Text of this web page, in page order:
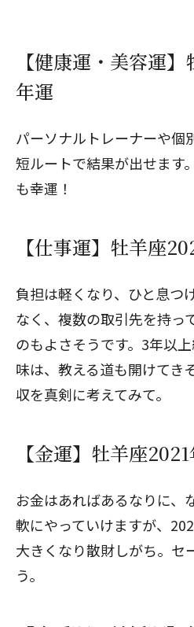
【健康運・美容運
年運
パーソナルトレーナーや個
短ルートで結果が出せます
も幸運！
【仕事運】牡羊座
負担は軽くなり、ひと息つ
なく、複数の取引先を持っ
のもよさそうです。3年以
味は、教える道も開けてき
収を真剣に考えてみて。
【金運】牡羊座
お金はあればあるなりに、
軟にやっていけますが、
大きくなり散財しがち。セ
う。